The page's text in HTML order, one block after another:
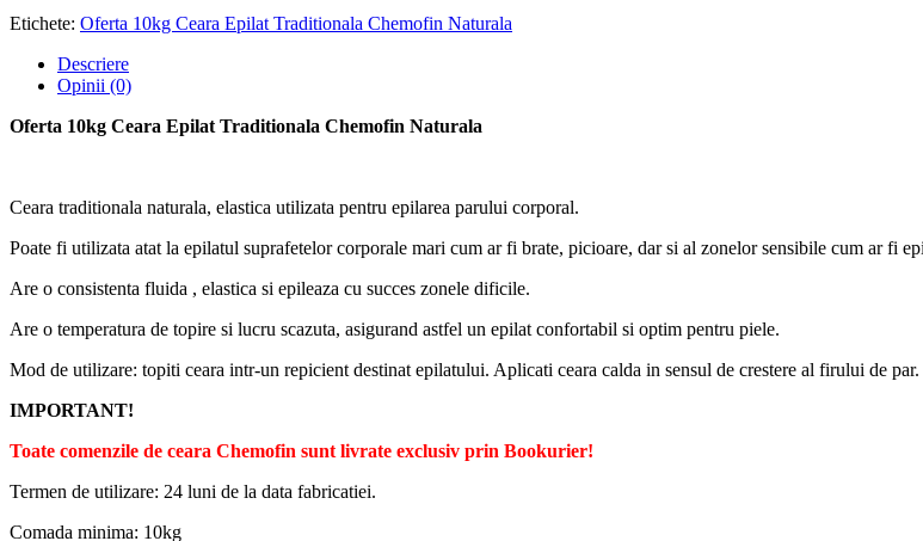
Etichete: Oferta 10kg Ceara Epilat Traditionala Chemofin Naturala
Descriere
Opinii (0)
Oferta 10kg Ceara Epilat Traditionala Chemofin Naturala
Ceara traditionala naturala, elastica utilizata pentru epilarea parului corporal.
Poate fi utilizata atat la epilatul suprafetelor corporale mari cum ar fi brate, picioare, dar si al zonelor sensibile cum ar fi
Are o consistenta fluida , elastica si epileaza cu succes zonele dificile.
Are o temperatura de topire si lucru scazuta, asigurand astfel un epilat confortabil si optim pentru piele.
Mod de utilizare: topiti ceara intr-un repicient destinat epilatului. Aplicati ceara calda in sensul de crestere al firului de
IMPORTANT!
Toate comenzile de ceara Chemofin sunt livrate exclusiv prin Bookurier!
Termen de utilizare: 24 luni de la data fabricatiei.
Comada minima: 10kg